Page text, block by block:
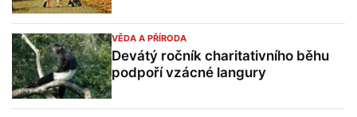
VĚDA A PŘÍRODA
Devátý ročník charitativního běhu
podpoří vzácné langury